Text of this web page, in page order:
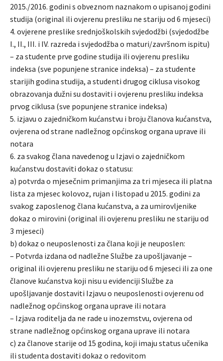
2015./2016. godini s obveznom naznakom o upisanoj godini
studija (original ili ovjerenu presliku ne stariju od 6 mjeseci)
4. ovjerene preslike srednjoškolskih svjedodžbi (svjedodžbe
I., II., III. i IV. razreda i svjedodžba o maturi/završnom ispitu)
– za studente prve godine studija ili ovjerenu presliku
indeksa (sve popunjene stranice indeksa) – za studente
starijih godina studija, a studenti drugog ciklusa visokog
obrazovanja dužni su dostaviti i ovjerenu presliku indeksa
prvog ciklusa (sve popunjene stranice indeksa)
5. izjavu o zajedničkom kućanstvu i broju članova kućanstva,
ovjerena od strane nadležnog općinskog organa uprave ili
notara
6. za svakog člana navedenog u Izjavi o zajedničkom
kućanstvu dostaviti dokaz o statusu:
a) potvrda o mjesečnim primanjima za tri mjeseca ili platna
lista za mjesec kolovoz, rujan i listopad u 2015. godini za
svakog zaposlenog člana kućanstva, a za umirovljenike
dokaz o mirovini (original ili ovjerenu presliku ne stariju od
3 mjeseci)
b) dokaz o neuposlenosti za člana koji je neuposlen:
– Potvrda izdana od nadležne Službe za upošljavanje –
original ili ovjerenu presliku ne stariju od 6 mjeseci ili za one
članove kućanstva koji nisu u evidenciji Službe za
upošljavanje dostaviti Izjavu o neuposlenosti ovjerenu od
nadležnog općinskog organa uprave ili notara
– Izjava roditelja da ne rade u inozemstvu, ovjerena od
strane nadležnog općinskog organa uprave ili notara
c) za članove starije od 15 godina, koji imaju status učenika
ili studenta dostaviti dokaz o redovitom